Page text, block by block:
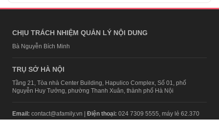
CHỊU TRÁCH NHIỆM QUẢN LÝ NỘI DUNG
Bà Nguyễn Bích Minh
TRỤ SỞ HÀ NỘI
Tầng 21, Tòa nhà Center Building, Hapulico Complex, Số 01, phố
Nguyễn Huy Tưởng, phường Thanh Xuân, thành phố Hà Nội
Email: contact@afamily.vn | Điện thoại: 024 7309 5555, máy lẻ 62.370